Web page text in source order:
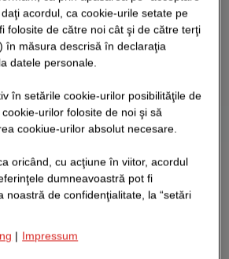
acordul, ca cookie-urile setate pe
folosite de către noi cât şi de către terţi
în măsura descrisă în declaraţia
datele personale.
în setările cookie-urilor posibilităţile de
urilor folosite de noi şi să
cookiue-urilor absolut necesare.
oricând, cu acţiune în viitor, acordul
dumneavoastră pot fi
noastră de confidenţialitate, la “setări
| Impressum